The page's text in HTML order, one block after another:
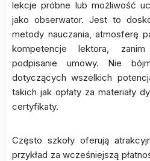
lekcje próbne lub możliwość
jako obserwator. Jest to
metody nauczania, atmosferę
kompetencje lektora,
podpisanie umowy. Nie
dotyczących wszelkich
takich jak opłaty za materiały
certyfikaty.
Często szkoły oferują
przykład za wcześniejszą